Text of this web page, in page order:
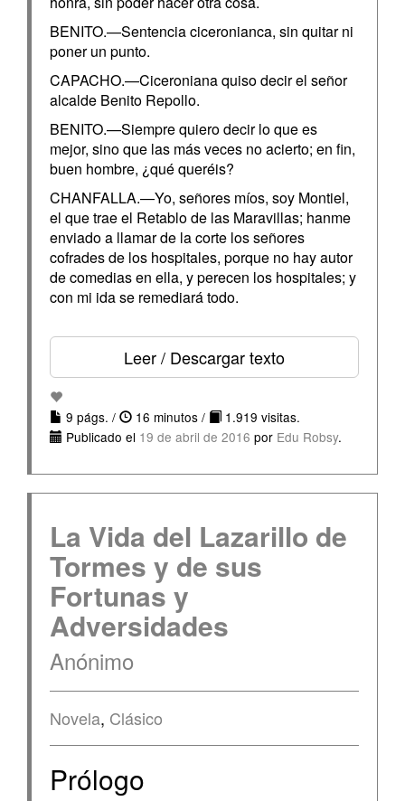
BENITO.—Sentencia ciceronianca, sin quitar ni
poner un punto.
CAPACHO.—Ciceroniana quiso decir el señor
alcalde Benito Repollo.
BENITO.—Siempre quiero decir lo que es
mejor, sino que las más veces no acierto; en fin,
buen hombre, ¿qué queréis?
CHANFALLA.—Yo, señores míos, soy Montiel,
el que trae el Retablo de las Maravillas; hanme
enviado a llamar de la corte los señores
cofrades de los hospitales, porque no hay autor
de comedias en ella, y perecen los hospitales; y
con mi ida se remediará todo.
Leer / Descargar texto
9 págs. / 16 minutos /
1.919 visitas.
Publicado el 19 de abril de 2016 por Edu Robsy.
La Vida del Lazarillo de
Tormes y de sus
Fortunas y
Adversidades
Anónimo
Novela, Clásico
Prólogo